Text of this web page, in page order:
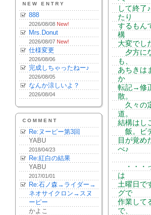
NEW ENTRY
888
2026/08/08 New!
Mrs.Donut
2026/08/07 New!
仕様変更
2026/08/06
完成しちゃったねー♪
2026/08/05
なんか涼しいよ？
2026/08/04
COMMENT
Re:ヌーピー第3回
YABU
2018/04/23
Re:紅白の結果
YABU
2017/01/01
Re:石ノ森→ライダー→
ネオサイクロン→スヌ
ーピー
かよこ
して終了
たり
するもん
構
大変でし
夕方に
も、
あちきは
か
転記→修
散。
久々の
道。
結構はし
飯。ビ
目が覚め
べ♪
・・・
は
土曜日で
グで
作業して
で、